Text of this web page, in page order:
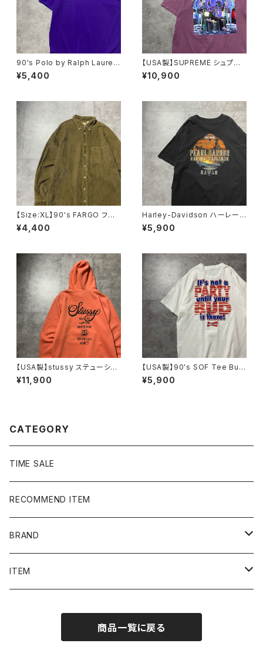
90's Polo by Ralph Lauren
ポロバイラルフローレン 刺繍
ワンポイント ポニー パープ
¥5,400
【USA製】SUPREME シュプリ
ーム サイケデリック アートグ
ラフィック プリント パープ
¥10,900
【Size:XL】90's FARGO ファ
ーゴ コーデュロイ生地 胸ポ
ケット ブラウン ボタンダウン
¥4,400
Harley-Davidson ハーレーダ
ビッドソン サンセット×船 バ
ックプリント ブラック 黒 T
¥5,900
【USA製】stussy ステューシ
ー ワールドツアー バックプリ
ント オレンジ スウェット パ
¥11,900
【USA製】90's SOF Tee Bud
weiser バドワイザー バック
プリント 飲料企業系 シング
¥5,900
CATEGORY
TIME SALE
RECOMMEND ITEM
BRAND
NIKE
ITEM
商品一覧に戻る